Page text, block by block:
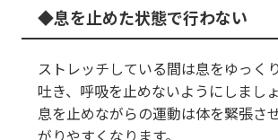
息を止めた状態で行わない
ストレッチしている間は息をゆっく
吐き、呼吸を止めないようにしましょ
息を止めながらの運動は体を緊張さ
がりやすくなります。